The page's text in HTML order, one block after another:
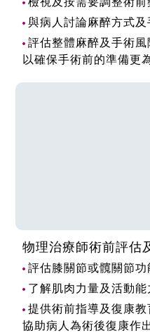
與病人討論麻醉方式及
評估整體麻醉及手術風
以確保手術前的準備更
物理治療師術前評估
評估膝關節或髖關節功
了解肌肉力量及活動能
提供術前指導及復康教
協助病人為術後復康作